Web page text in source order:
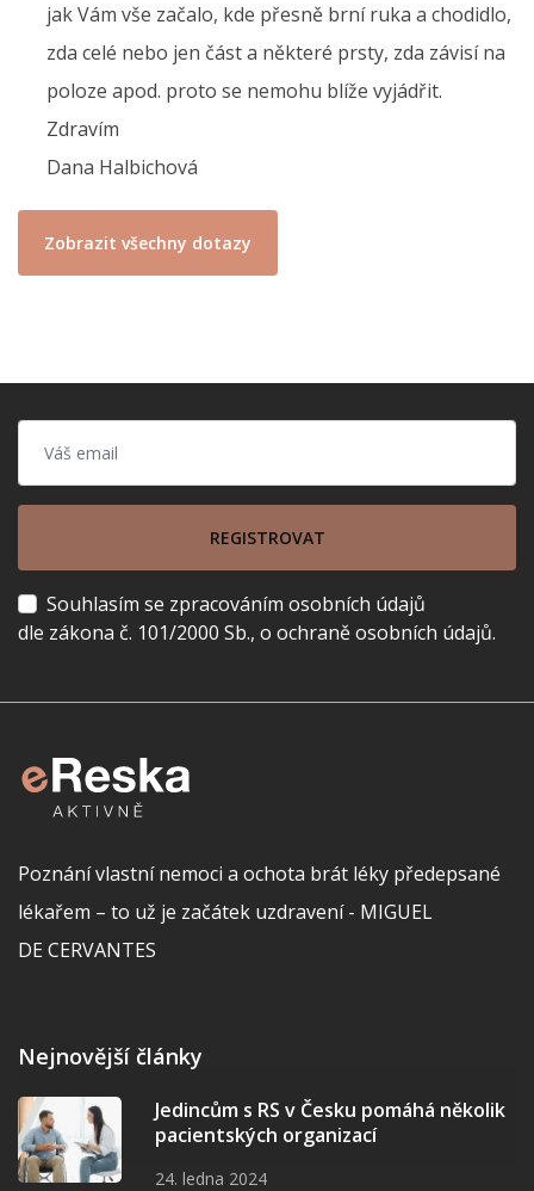
jak Vám vše začalo, kde přesně brní ruka a chodidlo,
zda celé nebo jen část a některé prsty, zda závisí na
poloze apod. proto se nemohu blíže vyjádřit.
Zdravím
Dana Halbichová
Zobrazit všechny dotazy
REGISTROVAT
Souhlasím se zpracováním osobních údajů
dle zákona č. 101/2000 Sb., o ochraně osobních údajů.
Poznání vlastní nemoci a ochota brát léky předepsané
lékařem – to už je začátek uzdravení - MIGUEL
DE CERVANTES
Nejnovější články
Jedincům s RS v Česku pomáhá několik
pacientských organizací
24. ledna 2024